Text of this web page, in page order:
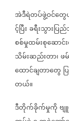
အဲဒီရဲတပ်ဖွဲ့ဝင်တွ
င့်ပြီးခရီးသွားပ
စစ်မှုထမ်းစုဆောင်
သိမ်းဆည်းတာ၊ဖ
ထောင်ချတာတွေ
တယ်။
ဒီတိုက်ခိုက်မှုကိုဗ